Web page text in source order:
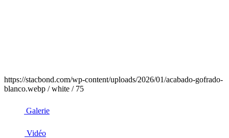
https://stacbond.com/wp-content/uploads/2026/01/acabado-gofrado-
blanco.webp / white / 75
Galerie
Vidéo